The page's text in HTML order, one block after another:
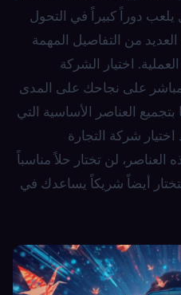
دوراً كبيراً في التحول
من التفاصيل المهمة
اختيار الشركة
على نجاحك على المدى
العناصر الأساسية التي
شركة التجارة
العناصر، لن تختار حلاً مناسباً
أيضاً شريكاً يساعدك في